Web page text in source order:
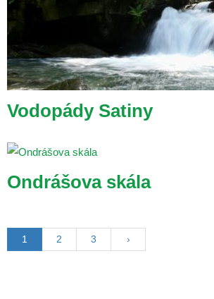
Vodopády Satiny
Ondrášova skála
1 2 3 ›